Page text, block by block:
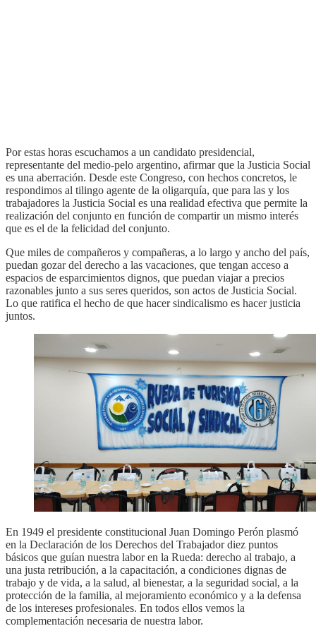
Por estas horas escuchamos a un candidato presidencial,
representante del medio-pelo argentino, afirmar que la Justicia Social
es una aberración. Desde este Congreso, con hechos concretos, le
respondimos al tilingo agente de la oligarquía, que para las y los
trabajadores la Justicia Social es una realidad efectiva que permite la
realización del conjunto en función de compartir un mismo interés
que es el de la felicidad del conjunto.
Que miles de compañeros y compañeras, a lo largo y ancho del país,
puedan gozar del derecho a las vacaciones, que tengan acceso a
espacios de esparcimientos dignos, que puedan viajar a precios
razonables junto a sus seres queridos, son actos de Justicia Social.
Lo que ratifica el hecho de que hacer sindicalismo es hacer justicia
juntos.
En 1949 el presidente constitucional Juan Domingo Perón plasmó
en la Declaración de los Derechos del Trabajador diez puntos
básicos que guían nuestra labor en la Rueda: derecho al trabajo, a
una justa retribución, a la capacitación, a condiciones dignas de
trabajo y de vida, a la salud, al bienestar, a la seguridad social, a la
protección de la familia, al mejoramiento económico y a la defensa
de los intereses profesionales. En todos ellos vemos la
complementación necesaria de nuestra labor.